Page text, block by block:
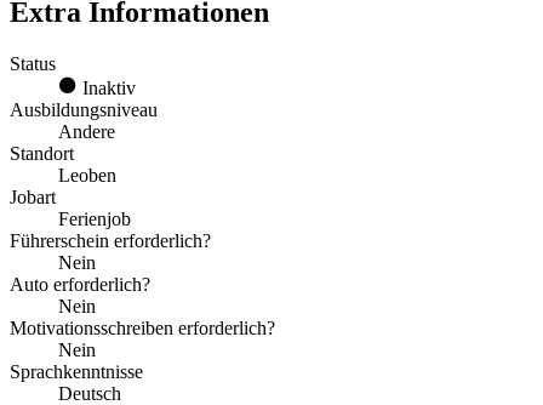
Extra Informationen
Status
Inaktiv
Ausbildungsniveau
Andere
Standort
Leoben
Jobart
Ferienjob
Führerschein erforderlich?
Nein
Auto erforderlich?
Nein
Motivationsschreiben erforderlich?
Nein
Sprachkenntnisse
Deutsch